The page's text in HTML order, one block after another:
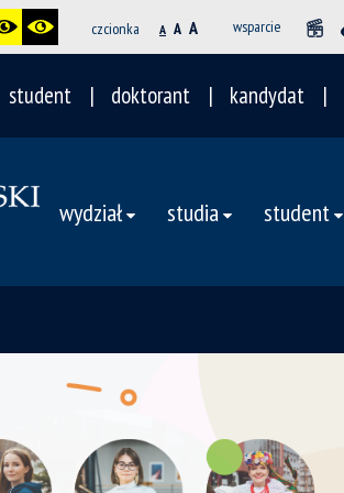
czcionka A A A wsparcie
student doktorant kandydat
wydział studia student